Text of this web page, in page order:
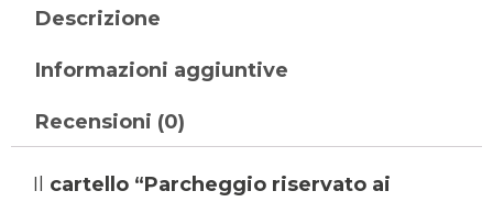
Descrizione
Informazioni aggiuntive
Recensioni (0)
Il cartello “Parcheggio riservato ai